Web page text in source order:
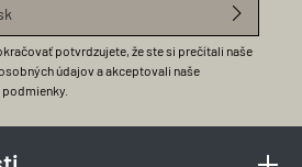
potvrdzujete, že ste si prečítali naše
údajova akceptovali naše